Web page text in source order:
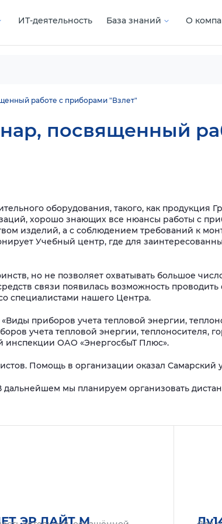
ИТ-деятельность База знаний О
работе с приборами "Взлет"
посвященный
оборудования, такого, как продукция
хорошо знающих все нюансы работы с
изделий, а с соблюдением требований к
Учебный центр, где для
но не позволяет охватывать большое
связи появилась возможность
специалистами нашего Центра.
приборов учета тепловой энергии,
учета тепловой энергии, теплоносителя,
инспекции ОАО «ЭнергосбыТ Плюс».
Помощь в организации оказал
мы планируем организовать
ЭР ЛАЙТ М